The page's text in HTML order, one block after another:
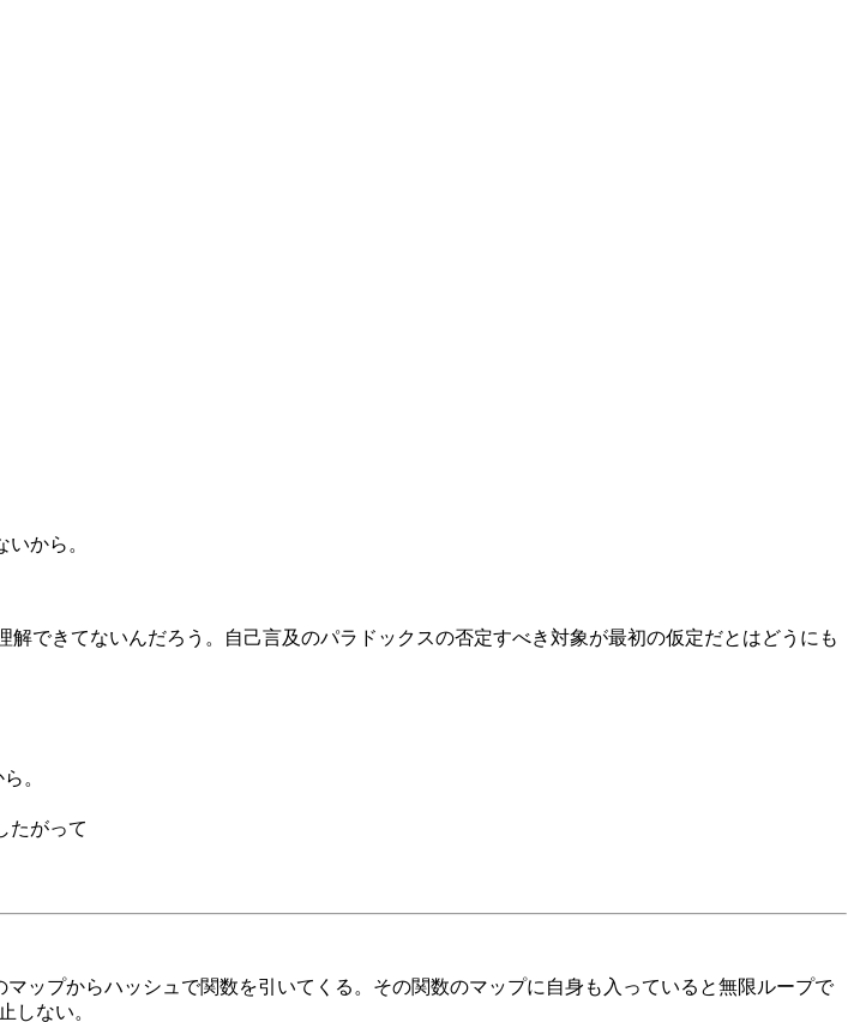
から。
解できてないんだろう。自己言及のパラドックスの否定すべき対象が最初の仮定だとはどうにも
。
たがって
ップからハッシュで関数を引いてくる。その関数のマップに自身も入っていると無限ループで
しない。